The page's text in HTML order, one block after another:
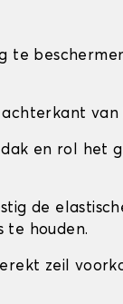
te
van
en rol het
de
te houden.
zeil